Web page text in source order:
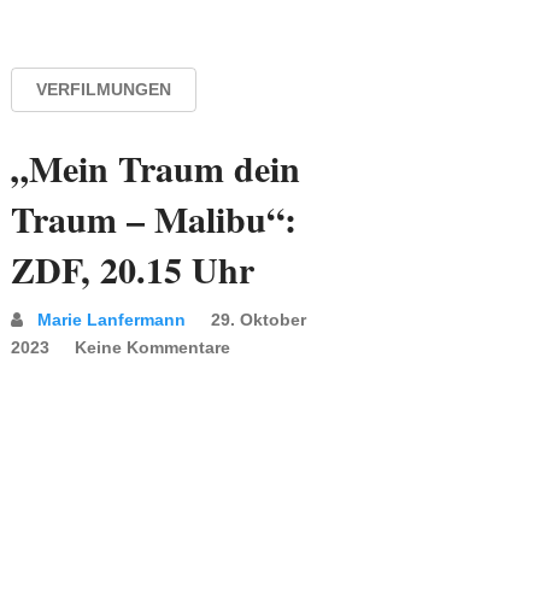
VERFILMUNGEN
„Mein Traum dein
Traum – Malibu“:
ZDF, 20.15 Uhr
Marie Lanfermann
29. Oktober
2023
Keine Kommentare